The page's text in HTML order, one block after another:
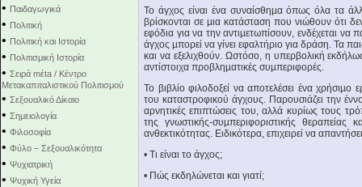
• Παιδαγωγικά
• Πολιτική
• Πολιτική και Ιστορία
• Πολιτισμική Ιστορία
• Σειρά mέta / Κέντρο
Μετακαπιταλιστικού Πολιτισμού
• Σεξουαλικό Δίκαιο
• Σημειολογία
• Φιλοσοφία
• Φύλο – Σεξουαλικότητα
• Ψυχιατρική
• Ψυχική Υγεία
Το άγχος είναι ένα συναίσθηµα όπως όλα τα
βρίσκονται σε µια κατάσταση που νιώθουν ότι
εφόδια για να την αντιµετωπίσουν, ενδέχεται
άγχος µπορεί να γίνει εφαλτήριο για δράση. Τα
και να εξελιχθούν. Ωστόσο, η υπερβολική
αντίστοιχα προβληµατικές συµπεριφορές.
Το βιβλίο φιλοδοξεί να αποτελέσει ένα
του καταστροφικού άγχους. Παρουσιάζει την
αρνητικές επιπτώσεις του, αλλά κυρίως τους
της γνωστικής-συµπεριφοριστικής θεραπείας
ανθεκτικότητας. Ειδικότερα, επιχειρεί να
• Τι είναι το άγχος;
• Πώς εκδηλώνεται και γιατί;